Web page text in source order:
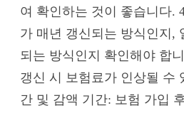
여 확인하는 것이 좋습니다.
가 매년 갱신되는 방식인지,
되는 방식인지 확인해야 합
갱신 시 보험료가 인상될 수
간 및 감액 기간: 보험 가입